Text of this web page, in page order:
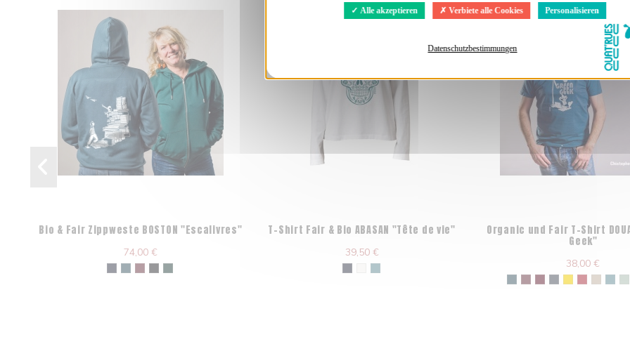
Alle akzeptieren Verbiete alle Cookies Personalisieren
Datenschutzbestimmungen
Bio & Fair Zippweste BOSTON "Escalivres"
74,00 €
T-Shirt Fair & Bio ABASAN "Tête de vie"
39,50 €
Organic und Fair T-Shirt
Geek"
38,00 €